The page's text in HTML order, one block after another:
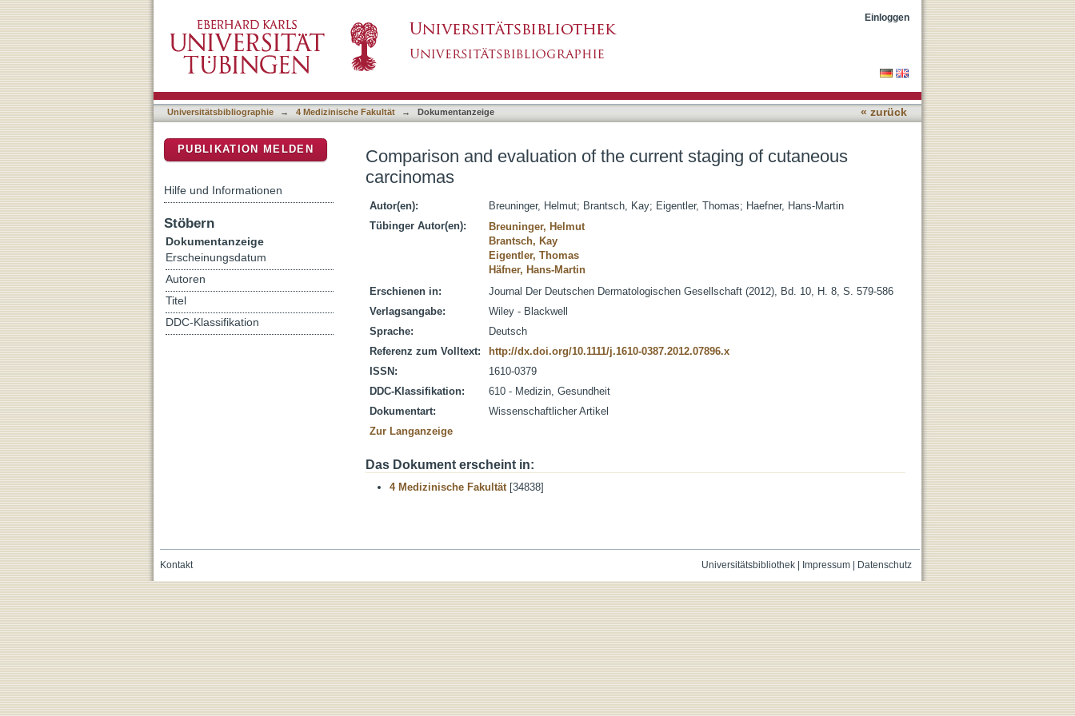
Einloggen
Universitätsbibliographie → 4 Medizinische Fakultät → Dokumentanzeige « zurück
Comparison and evaluation of the current staging of cutaneous
carcinomas
Autor(en): Breuninger, Helmut; Brantsch, Kay; Eigentler, Thomas; Haefner, Hans-Martin
Tübinger Autor(en):
Breuninger, Helmut
Brantsch, Kay
Eigentler, Thomas
Häfner, Hans-Martin
Erschienen in:
Journal Der Deutschen Dermatologischen Gesellschaft (2012), Bd. 10, H. 8, S. 579-586
Verlagsangabe:
Wiley - Blackwell
Sprache:
Deutsch
Referenz zum Volltext:
http://dx.doi.org/10.1111/j.1610-0387.2012.07896.x
ISSN:
1610-0379
DDC-Klassifikation:
610 - Medizin, Gesundheit
Dokumentart:
Wissenschaftlicher Artikel
Zur Langanzeige
Das Dokument erscheint in:
4 Medizinische Fakultät[34838]
PUBLIKATION MELDEN
Hilfe und Informationen
Stöbern
Dokumentanzeige
Erscheinungsdatum
Autoren
Titel
DDC-Klassifikation
Universitätsbibliothek| Impressum| Datenschutz
Kontakt